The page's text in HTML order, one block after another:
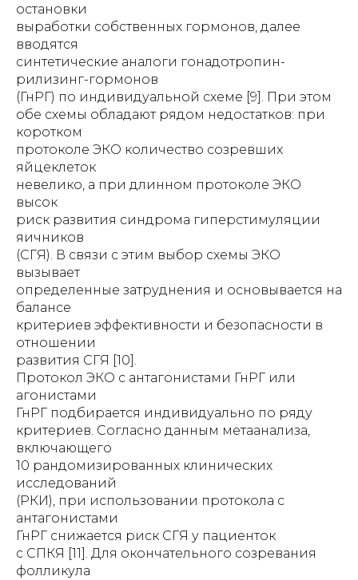
остановки
выработки собственных гормонов, далее
вводятся
синтетические аналоги гонадотропин-
рилизинг-гормонов
(ГнРГ) по индивидуальной схеме [9]. При этом
обе схемы обладают рядом недостатков: при
коротком
протоколе ЭКО количество созревших
яйцеклеток
невелико, а при длинном протоколе ЭКО
высок
риск развития синдрома гиперстимуляции
яичников
(СГЯ). В связи с этим выбор схемы ЭКО
вызывает
определенные затруднения и основывается на
балансе
критериев эффективности и безопасности в
отношении
развития СГЯ [10].
Протокол ЭКО с антагонистами ГнРГ или
агонистами
ГнРГ подбирается индивидуально по ряду
критериев. Согласно данным метаанализа,
включающего
10 рандомизированных клинических
исследований
(РКИ), при использовании протокола с
антагонистами
ГнРГ снижается риск СГЯ у пациенток
с СПКЯ [11]. Для окончательного созревания
фолликула